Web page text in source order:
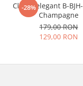
-28%
Clutch elegant B-
Champagne
179,00 RON
129,00 RON